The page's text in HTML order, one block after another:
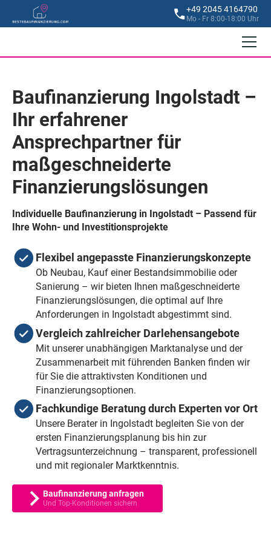
+49 2045 4164790
Mo - Fr 8:00-18:00 Uhr
Baufinanzierung Ingolstadt –
Ihr erfahrener
Ansprechpartner für
maßgeschneiderte
Finanzierungslösungen
Individuelle Baufinanzierung in Ingolstadt – Passend für
Ihre Wohn- und Investitionsprojekte
Flexibel angepasste Finanzierungskonzepte
Ob Neubau, Kauf einer Bestandsimmobilie oder
Sanierung – wir bieten Ihnen maßgeschneiderte
Finanzierungslösungen, die optimal auf Ihre
Anforderungen in Ingolstadt abgestimmt sind.
Vergleich zahlreicher Darlehensangebote
Mit unserer unabhängigen Marktanalyse und der
Zusammenarbeit mit führenden Banken finden wir
für Sie die attraktivsten Konditionen und
Finanzierungsoptionen.
Fachkundige Beratung durch Experten vor Ort
Unsere Berater in Ingolstadt begleiten Sie von der
ersten Finanzierungsplanung bis hin zur
Vertragsunterzeichnung – transparent, professionell
und mit regionaler Marktkenntnis.
Baufinanzierung anfragen
Und Top-Konditionen sichern